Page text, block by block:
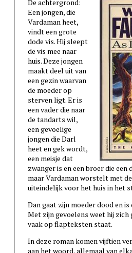
De achtergrond:
Een jongen, die
Vardaman heet,
vindt een grote
dode vis. Hij sleept
de vis mee naar
huis. Deze jongen
maakt deel uit van
een gezin waarvan
de moeder op
sterven ligt. Er is
een vader die naar
de tandarts wil,
een gevoelige
jongen die Darl
heet en gek wordt,
een meisje dat
zwanger is en een broer die
maar Vardaman worstelt met
uiteindelijk voor het huis in het
Dan gaat zijn moeder dood en is
Met zijn gevoelens weet hij zich
vaak op flapteksten staat.
In deze roman komen vijftien
aan het woord, allemaal van